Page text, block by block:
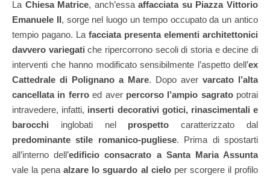
La Chiesa Matrice, anch’essaaffacciata su Piazza Vittorio
Emanuele II, sorge nel luogo un tempo occupato da un antico
tempio pagano. La facciata presenta elementi architettonici
davvero variegati che ripercorrono secoli di storia e decine di
interventi che hanno modificato sensibilmente l’aspetto dell’ex
Cattedrale di Polignano a Mare. Dopo aver varcato l’alta
cancellata in ferroed aver percorso l’ampio sagratopotrai
intravedere, infatti, inserti decorativi gotici, rinascimentali e
barocchi inglobati nel prospettocaratterizzato dal
predominante stile romanico-pugliese. Prima di spostarti
all’interno dell’edificio consacrato a Santa Maria Assunta
vale la penaalzare lo sguardo al cieloper scorgere il profilo